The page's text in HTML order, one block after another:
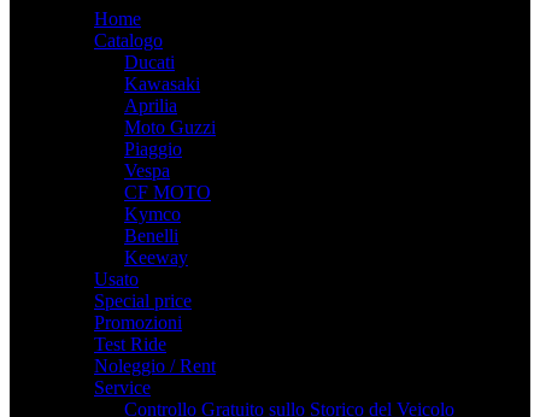
Home
Catalogo
Ducati
Kawasaki
Aprilia
Moto Guzzi
Piaggio
Vespa
CF MOTO
Kymco
Benelli
Keeway
Usato
Special price
Promozioni
Test Ride
Noleggio / Rent
Service
Controllo Gratuito sullo Storico del Veicolo